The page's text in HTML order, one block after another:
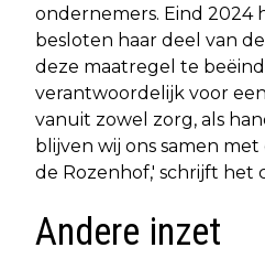
ondernemers. Eind 2024
besloten haar deel van
deze maatregel te
verantwoordelijk voor
vanuit zowel zorg, als
blijven wij ons samen
de Rozenhof,' schrijft het
Andere inzet